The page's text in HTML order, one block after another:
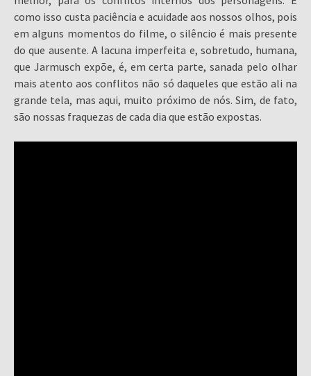
como isso custa paciência e acuidade aos nossos olhos, pois
em alguns momentos do filme, o silêncio é mais presente
do que ausente. A lacuna imperfeita e, sobretudo, humana,
que Jarmusch expõe, é, em certa parte, sanada pelo olhar
mais atento aos conflitos não só daqueles que estão ali na
grande tela, mas aqui, muito próximo de nós. Sim, de fato,
são nossas fraquezas de cada dia que estão expostas.